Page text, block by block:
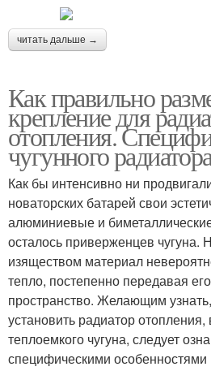
читать дальше →
Как правильно
крепление для
отопления.
чугунного
Как бы интенсивно ни
новаторских батарей свои
алюминиевые и
осталось приверженцев
изяществом материал
тепло, постепенно передавая
пространство. Желающим
установить радиатор
теплоемкого чугуна, следует
специфическими особенностями